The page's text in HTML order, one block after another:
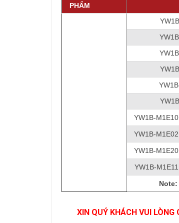
PHẨM
YW1B-
YW1B-
YW1B-
YW1B-
Note:
XIN QUÝ KHÁCH VUI LÒNG